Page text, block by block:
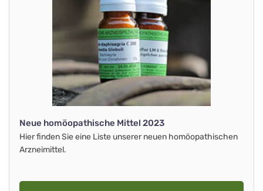
Neue homöopathische Mittel 2023
Hier finden Sie eine Liste unserer neuen homöopathischen
Arzneimittel.